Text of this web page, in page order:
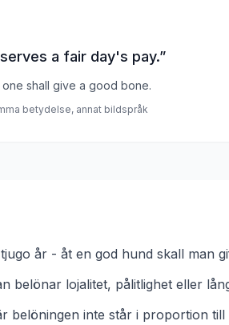
a fair day's pay.”
shall give a good bone.
betydelse, annat bildspråk
år - åt en god hund skall man
belönar lojalitet, pålitlighet eller
belöningen inte står i proportion